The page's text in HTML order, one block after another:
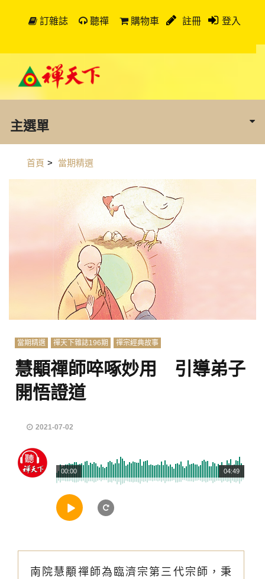
訂雜誌 聽禪 購物車 註冊 登入
主選單
首頁 > 當期精選
當期精選 禪天下雜誌196期 禪宗經典故事
慧顒禪師啐啄妙用 引導弟子
開悟證道
2021-07-02
04:49
00:00
南院慧顒禪師為臨濟宗第三代宗師，秉